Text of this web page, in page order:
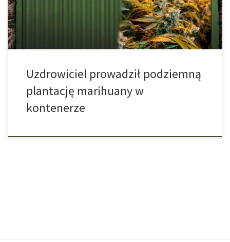
wyroku. Plantacja marihuany, o którą toczył się […]
Uzdrowiciel prowadził podziemną
plantację marihuany w
kontenerze